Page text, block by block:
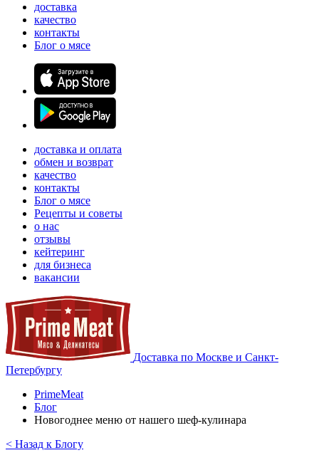
доставка
качество
контакты
Блог о мясе
доставка и оплата
обмен и возврат
качество
контакты
Блог о мясе
Рецепты и советы
о нас
отзывы
кейтеринг
для бизнеса
вакансии
Доставка по Москве и Санкт-
Петербургу
PrimeMeat
Блог
Новогоднее меню от нашего шеф-кулинара
< Назад к Блогу